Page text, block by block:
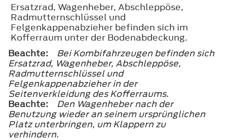
Ersatzrad, Wagenheber, Abschleppöse,
Radmutternschlüssel und
Felgenkappenabzieher befinden sich im
Kofferraum unter der Bodenabdeckung.
Beachte:
Bei Kombifahrzeugen befinden sich
Ersatzrad, Wagenheber, Abschleppöse,
Radmutternschlüssel und
Felgenkappenabzieher in der
Seitenverkleidung des Kofferraums.
Beachte:
Den Wagenheber nach der
Benutzung wieder an seinem ursprünglichen
Platz unterbringen, um Klappern zu
verhindern.